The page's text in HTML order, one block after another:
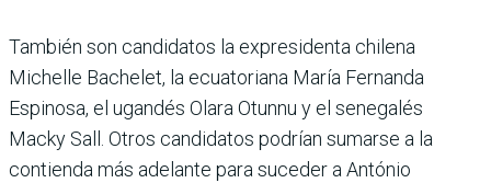
También son candidatos la expresidenta chilena
Michelle Bachelet, la ecuatoriana María Fernanda
Espinosa, el ugandés Olara Otunnu y el senegalés
Macky Sall. Otros candidatos podrían sumarse a la
contienda más adelante para suceder a António